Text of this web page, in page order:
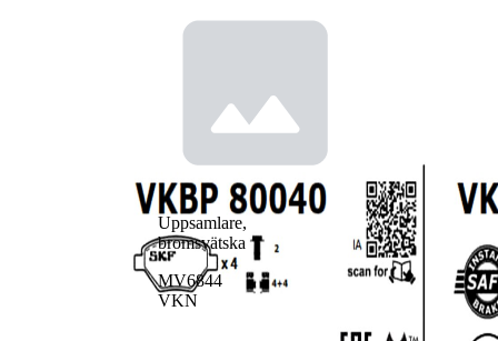
Uppsamlare,
bromsvätska
MV6844
VKN